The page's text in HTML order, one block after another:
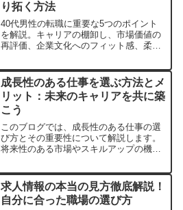
り拓く方法
40代男性の転職に重要な5つのポイント
を解説。キャリアの棚卸し、市場価値の
再評価、企業文化へのフィット感、柔軟
構築について深掘りします。
成長性のある仕事を選ぶ方法とメ
リット：未来のキャリアを共に築
こう
このブログでは、成長性のある仕事の選
び方とその重要性について解説します。
将来性のある市場やスキルアップの機
ャリアを見つけるための具体的な方法を
提供します。
求人情報の本当の見方徹底解説！
自分に合った職場の選び方